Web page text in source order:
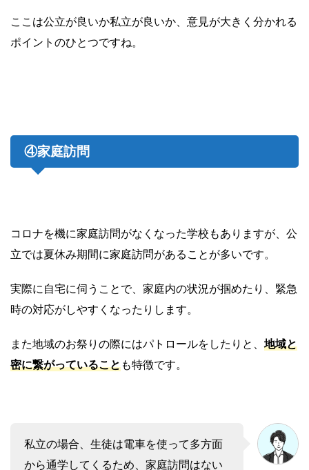
ここは公立が良いか私立が良いか、意見が大きく分かれる
ポイントのひとつですね。
④家庭訪問
コロナを機に家庭訪問がなくなった学校もありますが、公
立では夏休み期間に家庭訪問があることが多いです。
実際に自宅に伺うことで、家庭内の状況が掴めたり、緊急
時の対応がしやすくなったりします。
また地域のお祭りの際にはパトロールをしたりと、 地域と
密に繋がっていることも特徴です。
私立の場合、生徒は電車を使って多方面
から通学してくるため、家庭訪問はない